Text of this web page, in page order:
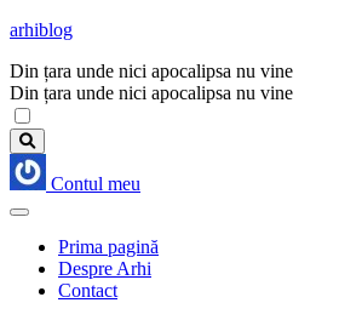
arhiblog
Din țara unde nici apocalipsa nu vine
Din țara unde nici apocalipsa nu vine
Contul meu
Prima pagină
Despre Arhi
Contact